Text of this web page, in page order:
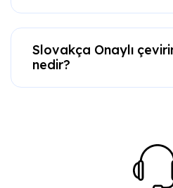
Slovakça Onaylı
nedir?